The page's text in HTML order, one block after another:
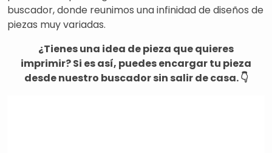
buscador, donde reunimos una infinidad de diseños de
piezas muy variadas.
¿Tienes una idea de pieza que quieres
imprimir?Si es así, puedes encargar tu pieza
desde nuestro buscador sin salir de casa. 👇